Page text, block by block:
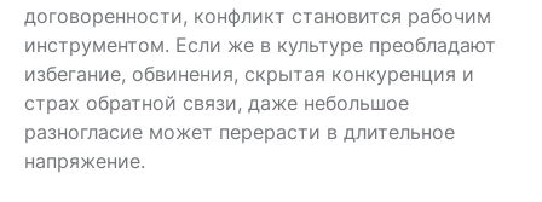
договоренности, конфликт становится рабочим
инструментом. Если же в культуре преобладают
избегание, обвинения, скрытая конкуренция и
страх обратной связи, даже небольшое
разногласие может перерасти в длительное
напряжение.